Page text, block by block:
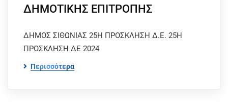
ΔΗΜΟΤΙΚΗΣ ΕΠΙΤΡΟΠΗΣ
ΔΗΜΟΣ ΣΙΘΩΝΙΑΣ 25Η ΠΡΟΣΚΛΗΣΗ Δ.Ε. 25Η
ΠΡΟΣΚΛΗΣΗ ΔΕ 2024
Περισσότερα